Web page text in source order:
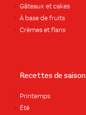
Gâteaux et cakes
À base de fruits
Crèmes et flans
Recettes de saison
Printemps
Été